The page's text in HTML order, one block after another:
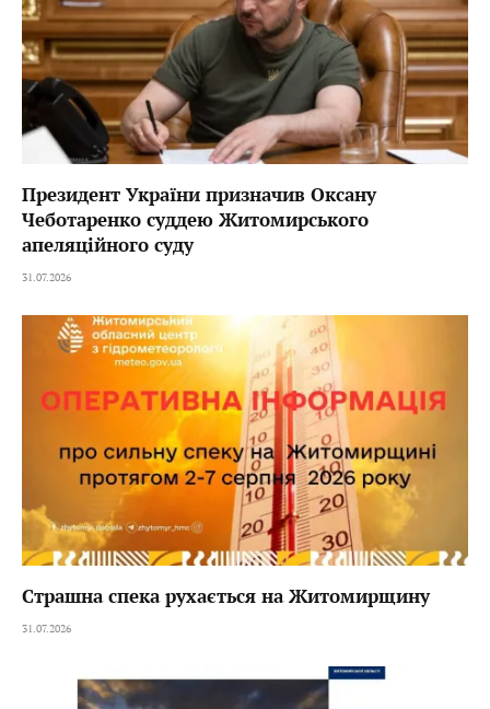
Президент України призначив Оксану
Чеботаренко суддею Житомирського
апеляційного суду
31.07.2026
Страшна спека рухається на Житомирщину
31.07.2026